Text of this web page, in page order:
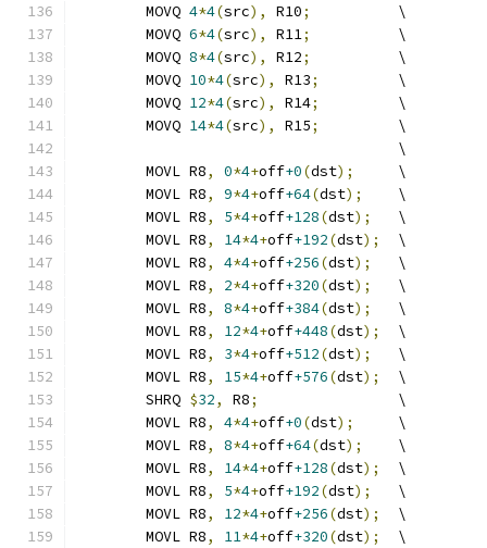
	MOVQ
4*4(src), R10;
          \
	MOVQ
6*4(src), R11;
          \
	MOVQ
8*4(src), R12;
          \
	MOVQ
10*4(src), R13;
         \
	MOVQ
12*4(src), R14;
         \
	MOVQ
14*4(src), R15;
         \
	                             \
	MOVL R8
, 0*4+off+0(dst);
     \
	MOVL R8
, 9*4+off+64(dst);
    \
	MOVL R8
, 5*4+off+128(dst);
   \
	MOVL R8
, 14*4+off+192(dst);
  \
	MOVL R8
, 4*4+off+256(dst);
   \
	MOVL R8
, 2*4+off+320(dst);
   \
	MOVL R8
, 8*4+off+384(dst);
   \
	MOVL R8
, 12*4+off+448(dst);
  \
	MOVL R8
, 3*4+off+512(dst);
   \
	MOVL R8
, 15*4+off+576(dst);
  \
	SHRQ
$32, R8;
                \
	MOVL R8
, 4*4+off+0(dst);
     \
	MOVL R8
, 8*4+off+64(dst);
    \
	MOVL R8
, 14*4+off+128(dst);
  \
	MOVL R8
, 5*4+off+192(dst);
   \
	MOVL R8
, 12*4+off+256(dst);
  \
	MOVL R8
, 11*4+off+320(dst);
  \